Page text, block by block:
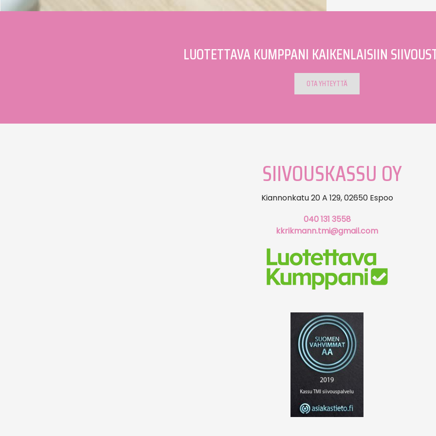
LUOTETTAVA KUMPPANI KAIKENLAISIIN
OTA YHTEYTTÄ
SIIVOUSKASSU OY
Kiannonkatu 20 A 129, 02650 Espoo
040 131 3558
kkrikmann.tmi@gmail.com